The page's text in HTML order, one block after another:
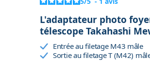
L'adaptateur photo
télescope Takahashi
Entrée au filetage M43 mâle
Sortie au filetage T (M42)